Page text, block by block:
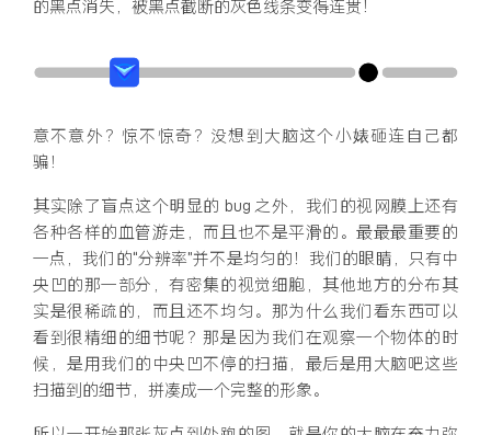
的黑点消失，被黑点截断的灰色线条变得连贯！
意不意外？惊不惊奇？没想到大脑这个小婊砸连自己都
骗！
其实除了盲点这个明显的 bug 之外，我们的视网膜上还有
各种各样的血管游走，而且也不是平滑的。最最最重要的
一点，我们的“分辨率”并不是均匀的！我们的眼睛，只有中
央凹的那一部分，有密集的视觉细胞，其他地方的分布其
实是很稀疏的，而且还不均匀。那为什么我们看东西可以
看到很精细的细节呢？那是因为我们在观察一个物体的时
候，是用我们的中央凹不停的扫描，最后是用大脑吧这些
扫描到的细节，拼凑成一个完整的形象。